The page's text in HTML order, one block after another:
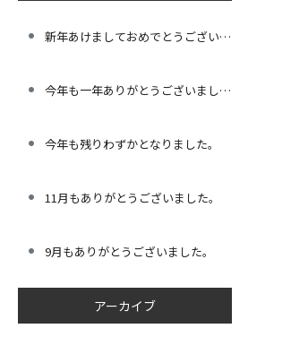
新年あけましておめでとうございます。
今年も一年ありがとうございました。
今年も残りわずかとなりました。
11月もありがとうございました。
9月もありがとうございました。
アーカイブ